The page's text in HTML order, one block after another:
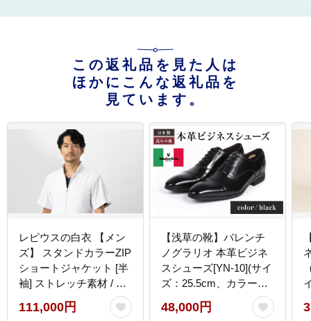
この返礼品を見た人は
ほかにこんな返礼品を
見ています。
レピウスの白衣 【メン
ズ】 スタンドカラーZIP
ショートジャケット [半
袖] ストレッチ素材 / ネ
ーム刺繍付き(サイズ：
46サイズ)
111,000円
【浅草の靴】バレンチ
ノグラリオ 本革ビジネ
スシューズ[YN-10](サイ
ズ：25.5cm、カラー：
ブラック)
48,000円